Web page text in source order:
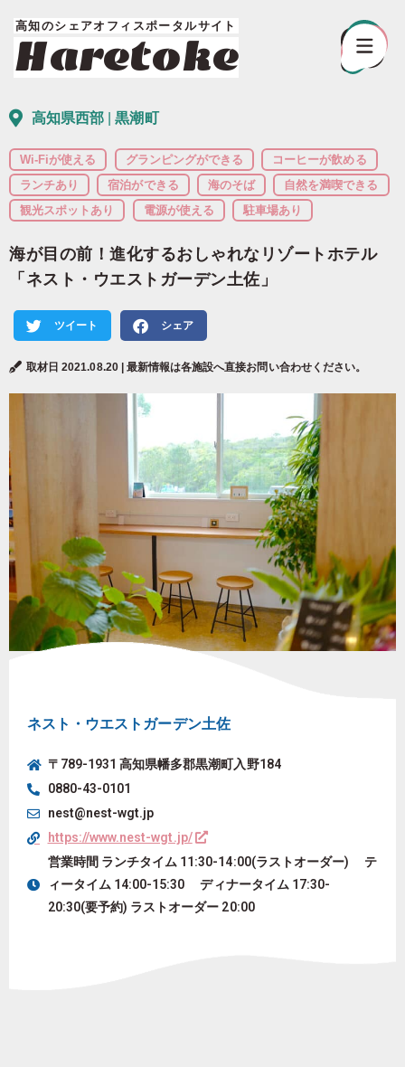
高知のシェアオフィスポータルサイト
Haretoke
高知県西部 |黒潮町
海が目の前！進化するおしゃれなリゾートホテル
「ネスト・ウエストガーデン土佐」
ツイート シェア
取材日 2021.08.20 | 最新情報は各施設へ直接お問い合わせください。
ネスト・ウエストガーデン土佐
〒789-1931 高知県幡多郡黒潮町入野184
0880-43-0101
nest@nest-wgt.jp
https://www.nest-wgt.jp/
営業時間 ランチタイム 11:30-14:00(ラストオーダー) テ
ィータイム 14:00-15:30 ディナータイム 17:30-
20:30(要予約) ラストオーダー 20:00